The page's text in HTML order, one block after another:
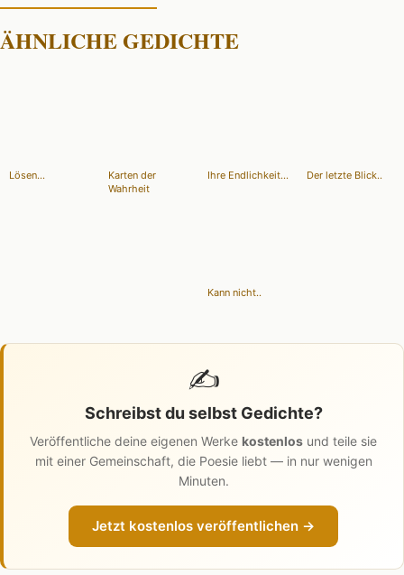
ÄHNLICHE GEDICHTE
Lösen...
Karten der
Wahrheit
Ihre Endlichkeit... Der letzte Blick..
Kann nicht..
✍️
Schreibst du selbst Gedichte?
Veröffentliche deine eigenen Werke kostenlos und teile sie
mit einer Gemeinschaft, die Poesie liebt — in nur wenigen
Minuten.
Jetzt kostenlos veröffentlichen →